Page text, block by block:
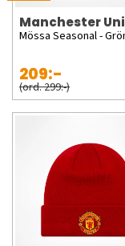
Manchester
Mössa Seasonal -
209:-
(ord. 299:-)